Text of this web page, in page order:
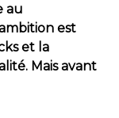
au
est
et la
Mais avant